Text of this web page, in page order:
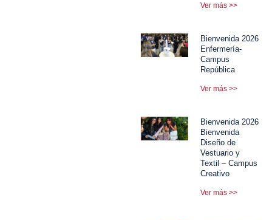
Ver más >>
Bienvenida 2026
Enfermería-
Campus
República
Ver más >>
Bienvenida 2026
Bienvenida
Diseño de
Vestuario y
Textil – Campus
Creativo
Ver más >>